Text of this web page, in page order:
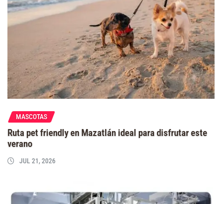
MASCOTAS
Ruta pet friendly en Mazatlán ideal para disfrutar este
verano
JUL 21, 2026